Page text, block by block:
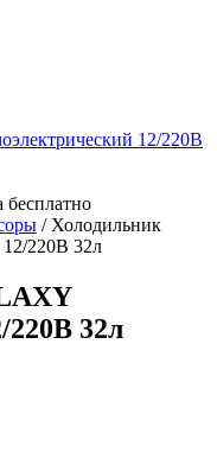
бесплатно
/ Холодильник
220В 32л
220В 32л